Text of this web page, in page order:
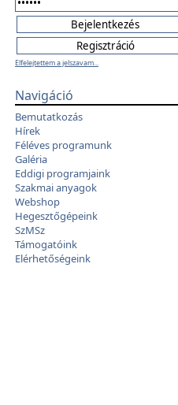
Elfelejtettem a jelszavam...
Navigáció
Bemutatkozás
Hírek
Féléves programunk
Galéria
Eddigi programjaink
Szakmai anyagok
Webshop
Hegesztőgépeink
SzMSz
Támogatóink
Elérhetőségeink